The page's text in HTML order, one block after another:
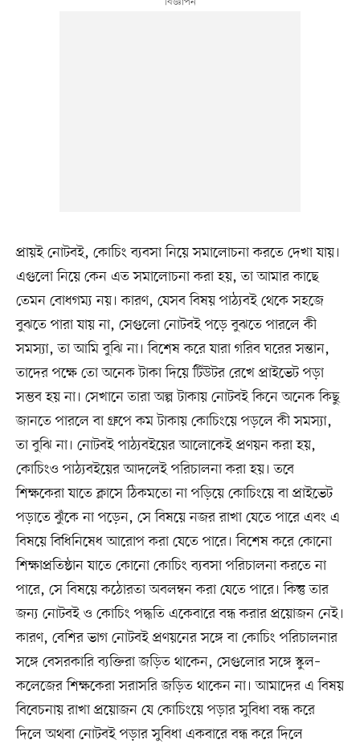
প্রায়ই নোটবই, কোচিং ব্যবসা নিয়ে সমালোচনা করতে দেখা যায়।
এগুলো নিয়ে কেন এত সমালোচনা করা হয়, তা আমার কাছে
তেমন বোধগম্য নয়। কারণ, যেসব বিষয় পাঠ্যবই থেকে সহজে
বুঝতে পারা যায় না, সেগুলো নোটবই পড়ে বুঝতে পারলে কী
সমস্যা, তা আমি বুঝি না। বিশেষ করে যারা গরিব ঘরের সন্তান,
তাদের পক্ষে তো অনেক টাকা দিয়ে টিউটর রেখে প্রাইভেট পড়া
সম্ভব হয় না। সেখানে তারা অল্প টাকায় নোটবই কিনে অনেক কিছু
জানতে পারলে বা গ্রুপে কম টাকায় কোচিংয়ে পড়লে কী সমস্যা,
তা বুঝি না। নোটবই পাঠ্যবইয়ের আলোকেই প্রণয়ন করা হয়,
কোচিংও পাঠ্যবইয়ের আদলেই পরিচালনা করা হয়। তবে
শিক্ষকেরা যাতে ক্লাসে ঠিকমতো না পড়িয়ে কোচিংয়ে বা প্রাইভেট
পড়াতে ঝুঁকে না পড়েন, সে বিষয়ে নজর রাখা যেতে পারে এবং এ
বিষয়ে বিধিনিষেধ আরোপ করা যেতে পারে। বিশেষ করে কোনো
শিক্ষাপ্রতিষ্ঠান যাতে কোনো কোচিং ব্যবসা পরিচালনা করতে না
পারে, সে বিষয়ে কঠোরতা অবলম্বন করা যেতে পারে। কিন্তু তার
জন্য নোটবই ও কোচিং পদ্ধতি একেবারে বন্ধ করার প্রয়োজন নেই।
কারণ, বেশির ভাগ নোটবই প্রণয়নের সঙ্গে বা কোচিং পরিচালনার
সঙ্গে বেসরকারি ব্যক্তিরা জড়িত থাকেন, সেগুলোর সঙ্গে স্কুল–
কলেজের শিক্ষকেরা সরাসরি জড়িত থাকেন না। আমাদের এ বিষয়
বিবেচনায় রাখা প্রয়োজন যে কোচিংয়ে পড়ার সুবিধা বন্ধ করে
দিলে অথবা নোটবই পড়ার সুবিধা একবারে বন্ধ করে দিলে